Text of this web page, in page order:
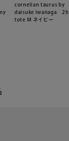
cornelian taurus by
daisuke iwanaga
tote M ネイビー